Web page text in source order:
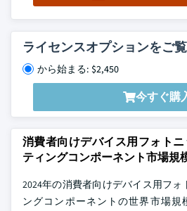
ライセンスオプションをご
から始まる: $2,450
今すぐ購
消費者向けデバイス用フォト
ティングコンポーネント市場規
2024年の消費者向けデバイス用フォ
ングコンポーネントの世界市場規